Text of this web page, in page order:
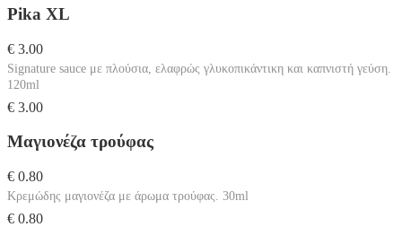
Pika XL
€ 3.00
Signature sauce με πλούσια, ελαφρώς γλυκοπικάντικη και καπνιστή γεύση.
120ml
€ 3.00
Μαγιονέζα τρούφας
€ 0.80
Κρεμώδης μαγιονέζα με άρωμα τρούφας. 30ml
€ 0.80